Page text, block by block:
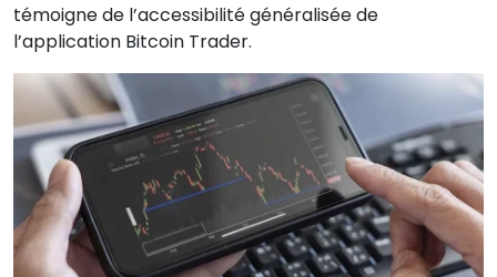
témoigne de l’accessibilité généralisée de
l’application Bitcoin Trader.